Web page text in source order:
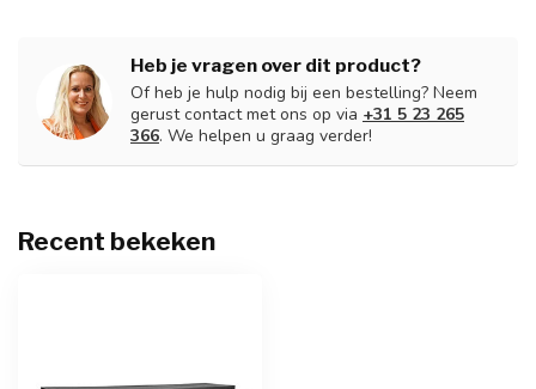
Heb je vragen over dit product?
Of heb je hulp nodig bij een bestelling? Neem
gerust contact met ons op via +31 5 23 265
366. We helpen u graag verder!
Recent bekeken